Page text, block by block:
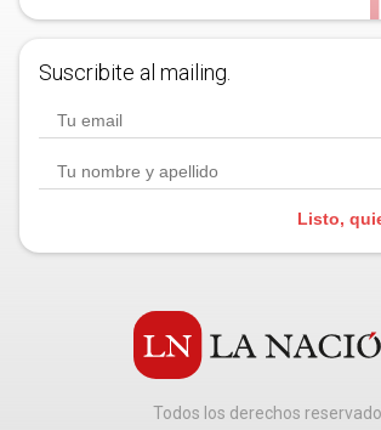
Suscribite al mailing.
Listo,
Todos los derechos